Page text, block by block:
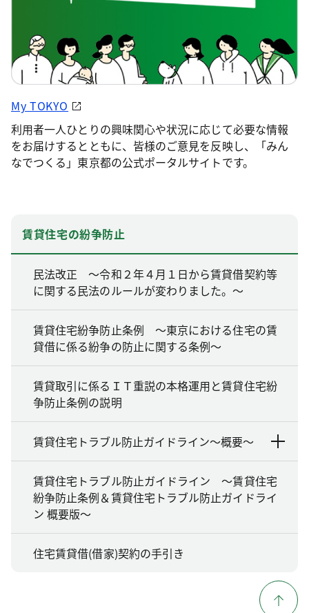
My TOKYO
利用者一人ひとりの興味関心や状況に応じて必要な情報
をお届けするとともに、皆様のご意見を反映し、「みん
なでつくる」東京都の公式ポータルサイトです。
賃貸住宅の紛争防止
民法改正 ～令和２年４月１日から賃貸借契約等
に関する民法のルールが変わりました。～
賃貸住宅紛争防止条例 ～東京における住宅の賃
貸借に係る紛争の防止に関する条例～
賃貸取引に係るＩＴ重説の本格運用と賃貸住宅紛
争防止条例の説明
賃貸住宅トラブル防止ガイドライン～概要～
賃貸住宅トラブル防止ガイドライン ～賃貸住宅
紛争防止条例＆賃貸住宅トラブル防止ガイドライ
ン 概要版～
住宅賃貸借(借家)契約の手引き